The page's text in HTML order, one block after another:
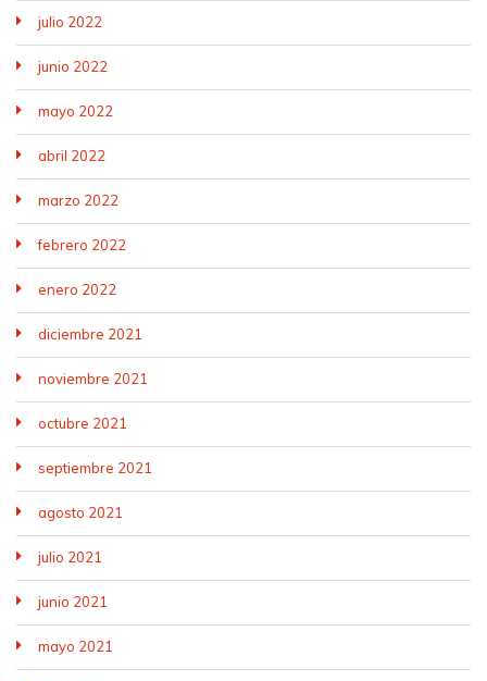
julio 2022
junio 2022
mayo 2022
abril 2022
marzo 2022
febrero 2022
enero 2022
diciembre 2021
noviembre 2021
octubre 2021
septiembre 2021
agosto 2021
julio 2021
junio 2021
mayo 2021